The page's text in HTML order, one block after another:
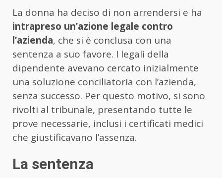
La donna ha deciso di non arrendersi e ha
intrapreso un’azione legale contro
l’azienda, che si è conclusa con una
sentenza a suo favore. I legali della
dipendente avevano cercato inizialmente
una soluzione conciliatoria con l’azienda,
senza successo. Per questo motivo, si sono
rivolti al tribunale, presentando tutte le
prove necessarie, inclusi i certificati medici
che giustificavano l’assenza.
La sentenza